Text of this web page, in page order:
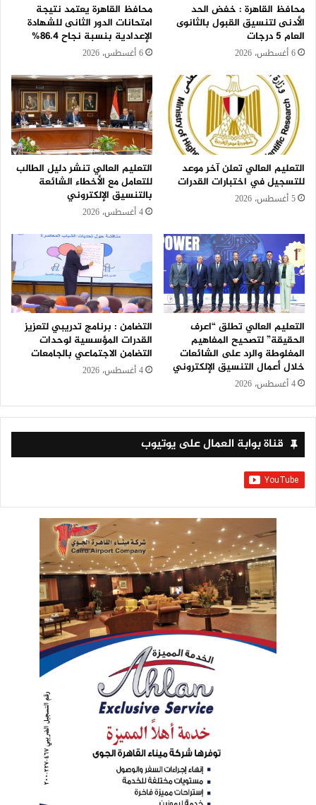
محافظ القاهرة : خفض الحد
الأدنى لتنسيق القبول بالثانوى
العام 5 درجات
6 أغسطس، 2026
محافظ القاهرة يعتمد نتيجة
امتحانات الدور الثانى للشهادة
الإعدادية بنسبة نجاح 86.4%
6 أغسطس، 2026
التعليم العالي تعلن آخر موعد
للتسجيل في اختبارات القدرات
5 أغسطس، 2026
التعليم العالي تنشر دليل الطالب
للتعامل مع الأخطاء الشائعة
بالتنسيق الإلكتروني
4 أغسطس، 2026
التعليم العالي تطلق “اعرف
الحقيقة” لتصحيح المفاهيم
المغلوطة والرد على الشائعات
خلال أعمال التنسيق الإلكتروني
4 أغسطس، 2026
التضامن : برنامج تدريبي لتعزيز
القدرات المؤسسية لوحدات
التضامن الاجتماعي بالجامعات
4 أغسطس، 2026
قناة بوابة العمال على يوتيوب